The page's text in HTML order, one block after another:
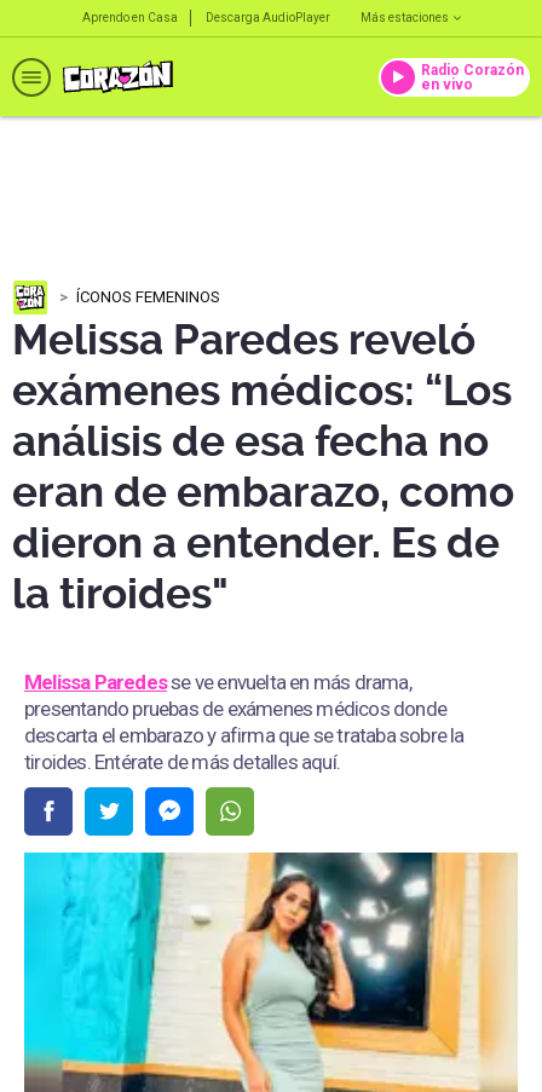
Aprendo en Casa Descarga AudioPlayer Más estaciones
Radio Corazón
en vivo
ÍCONOS FEMENINOS
Melissa Paredes reveló
exámenes médicos: “Los
análisis de esa fecha no
eran de embarazo, como
dieron a entender. Es de
la tiroides"
Melissa Paredesse ve envuelta en más drama,
presentando pruebas de exámenes médicos donde
descarta el embarazo y afirma que se trataba sobre la
tiroides. Entérate de más detalles aquí.